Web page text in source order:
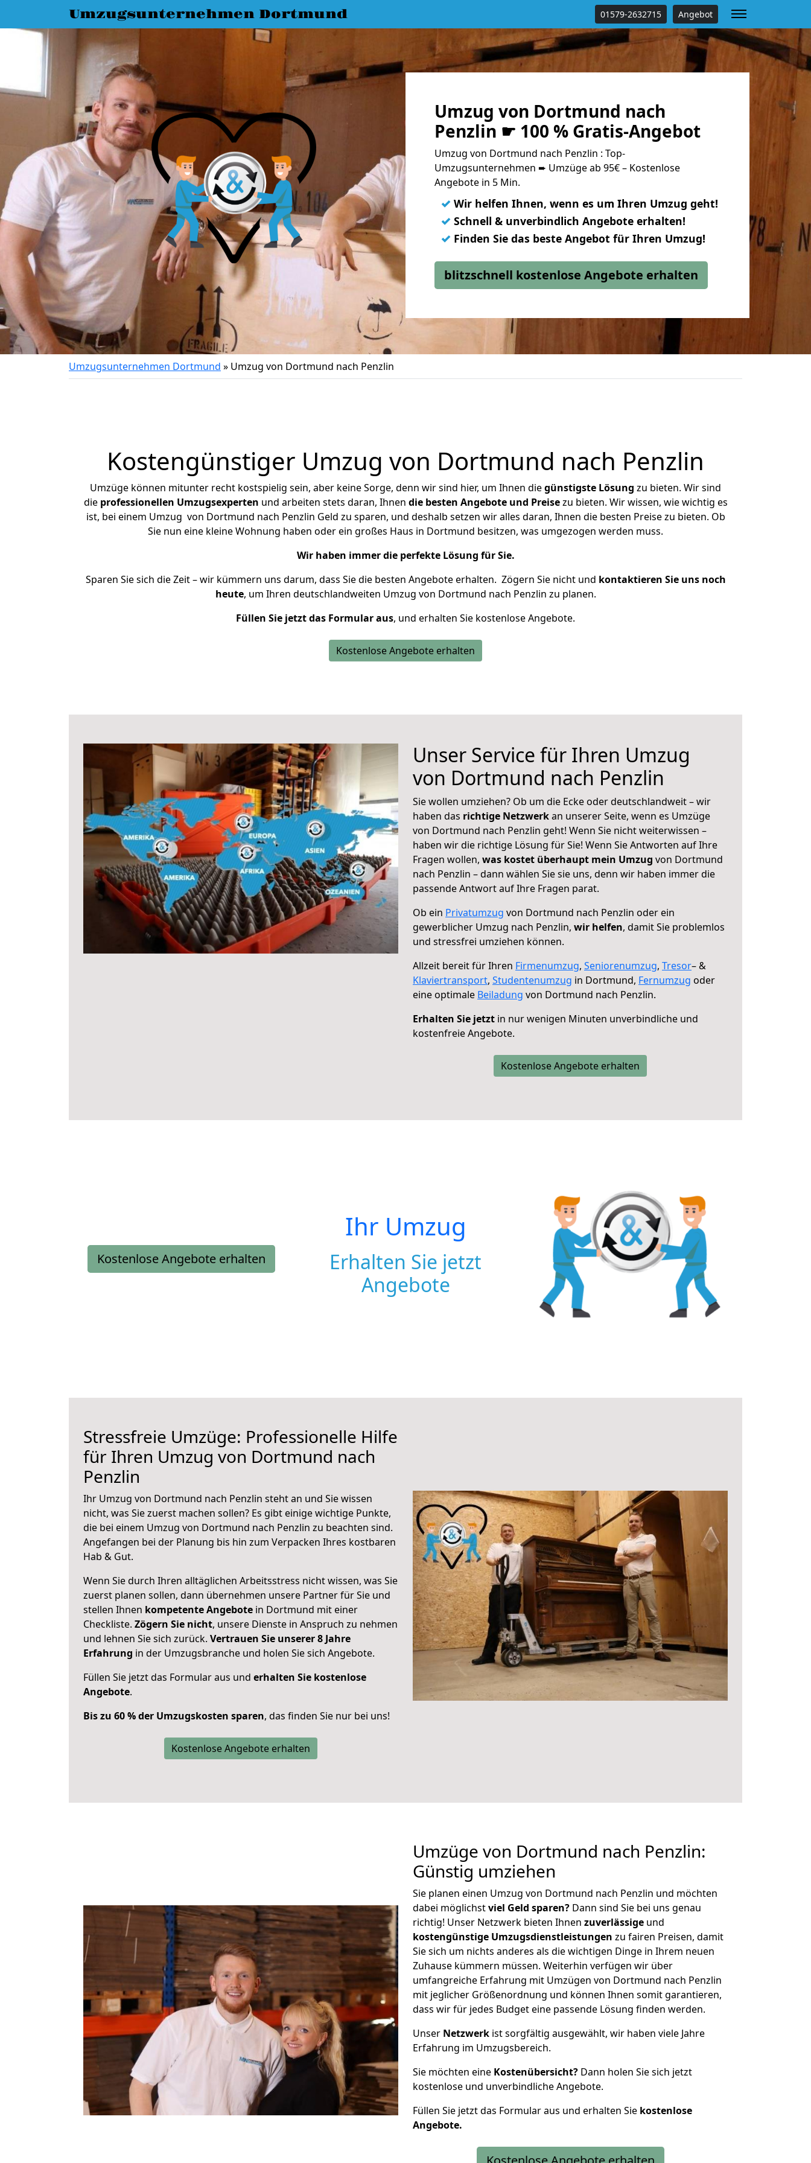
Umzugsunternehmen Dortmund 01579-2632715 Angebot
Umzug von Dortmund nach
Penzlin ☛ 100 % Gratis-Angebot
Umzug von Dortmund nach Penzlin : Top-
Umzugsunternehmen ➨ Umzüge ab 95€ – Kostenlose
Angebote in 5 Min.
✓ Wir helfen Ihnen, wenn es um Ihren Umzug geht!
✓ Schnell & unverbindlich Angebote erhalten!
✓ Finden Sie das beste Angebot für Ihren Umzug!
blitzschnell kostenlose Angebote erhalten
Umzugsunternehmen Dortmund » Umzug von Dortmund nach Penzlin
Kostengünstiger Umzug von Dortmund nach Penzlin
Umzüge können mitunter recht kostspielig sein, aber keine Sorge, denn wir sind hier, um Ihnen diegünstigste Lösung zu bieten. Wir sind
die professionellen Umzugsexperten und arbeiten stets daran, Ihnen die besten Angebote und Preisezu bieten. Wir wissen, wie wichtig es
ist, bei einem Umzug von Dortmund nach Penzlin Geld zu sparen, und deshalb setzen wir alles daran, Ihnen die besten Preise zu bieten. Ob
Sie nun eine kleine Wohnung haben oder ein großes Haus in Dortmund besitzen, was umgezogen werden muss.
Wir haben immer die perfekte Lösung für Sie.
Sparen Sie sich die Zeit – wir kümmern uns darum, dass Sie die besten Angebote erhalten. Zögern Sie nicht und kontaktieren Sie uns noch
heute, um Ihren deutschlandweiten Umzug von Dortmund nach Penzlin zu planen.
Füllen Sie jetzt das Formular aus, und erhalten Sie kostenlose Angebote.
Kostenlose Angebote erhalten
Unser Service für Ihren Umzug
von Dortmund nach Penzlin
Sie wollen umziehen? Ob um die Ecke oder deutschlandweit – wir
haben das richtige Netzwerkan unserer Seite, wenn es Umzüge
von Dortmund nach Penzlin geht! Wenn Sie nicht weiterwissen –
haben wir die richtige Lösung für Sie! Wenn Sie Antworten auf Ihre
Fragen wollen, was kostet überhaupt mein Umzug von Dortmund
nach Penzlin – dann wählen Sie sie uns, denn wir haben immer die
passende Antwort auf Ihre Fragen parat.
Ob ein Privatumzug von Dortmund nach Penzlin oder ein
gewerblicher Umzug nach Penzlin, wir helfen, damit Sie problemlos
und stressfrei umziehen können.
Allzeit bereit für Ihren Firmenumzug, Seniorenumzug, Tresor– &
Klaviertransport, Studentenumzug in Dortmund, Fernumzug oder
eine optimale Beiladung von Dortmund nach Penzlin.
Erhalten Sie jetzt in nur wenigen Minuten unverbindliche und
kostenfreie Angebote.
Kostenlose Angebote erhalten
Kostenlose Angebote erhalten
Ihr Umzug
Erhalten Sie jetzt
Angebote
Stressfreie Umzüge: Professionelle Hilfe
für Ihren Umzug von Dortmund nach
Penzlin
Ihr Umzug von Dortmund nach Penzlin steht an und Sie wissen
nicht, was Sie zuerst machen sollen? Es gibt einige wichtige Punkte,
die bei einem Umzug von Dortmund nach Penzlin zu beachten sind.
Angefangen bei der Planung bis hin zum Verpacken Ihres kostbaren
Hab & Gut.
Wenn Sie durch Ihren alltäglichen Arbeitsstress nicht wissen, was Sie
zuerst planen sollen, dann übernehmen unsere Partner für Sie und
stellen Ihnen kompetente Angebote in Dortmund mit einer
Checkliste. Zögern Sie nicht, unsere Dienste in Anspruch zu nehmen
und lehnen Sie sich zurück. Vertrauen Sie unserer 8 Jahre
Erfahrung in der Umzugsbranche und holen Sie sich Angebote.
Füllen Sie jetzt das Formular aus und erhalten Sie kostenlose
Angebote.
Bis zu 60 % der Umzugskosten sparen, das finden Sie nur bei uns!
Kostenlose Angebote erhalten
Umzüge von Dortmund nach Penzlin:
Günstig umziehen
Sie planen einen Umzug von Dortmund nach Penzlin und möchten
dabei möglichstviel Geld sparen? Dann sind Sie bei uns genau
richtig! Unser Netzwerk bieten Ihnen zuverlässige und
kostengünstige Umzugsdienstleistungen zu fairen Preisen, damit
Sie sich um nichts anderes als die wichtigen Dinge in Ihrem neuen
Zuhause kümmern müssen. Weiterhin verfügen wir über
umfangreiche Erfahrung mit Umzügen von Dortmund nach Penzlin
mit jeglicher Größenordnung und können Ihnen somit garantieren,
dass wir für jedes Budget eine passende Lösung finden werden.
Unser Netzwerk ist sorgfältig ausgewählt, wir haben viele Jahre
Erfahrung im Umzugsbereich.
Sie möchten eine Kostenübersicht? Dann holen Sie sich jetzt
kostenlose und unverbindliche Angebote.
Füllen Sie jetzt das Formular aus und erhalten Sie kostenlose
Angebote.